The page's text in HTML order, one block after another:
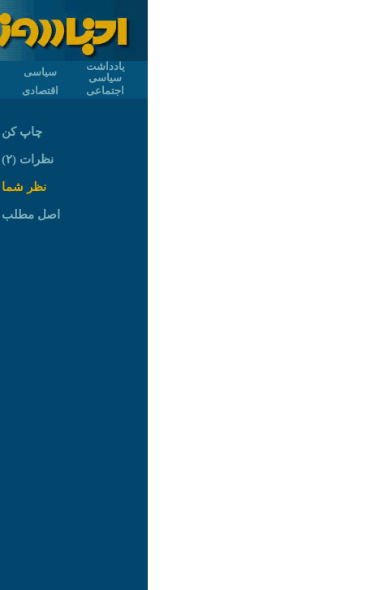
یادداشت
سیاسی
سیاسی
اجتماعی
اقتصادی
چاپ کن
نظرات (۲)
نظر شما
اصل مطلب